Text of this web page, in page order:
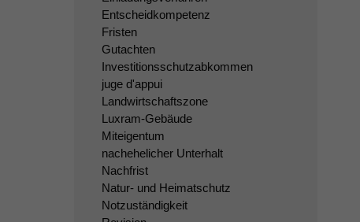
Entscheidkompetenz
Fristen
Gutachten
Investitionsschutzabkommen
juge d'appui
Landwirtschaftszone
Luxram-Gebäude
Miteigentum
nachehelicher Unterhalt
Nachfrist
Natur- und Heimatschutz
Notzuständigkeit